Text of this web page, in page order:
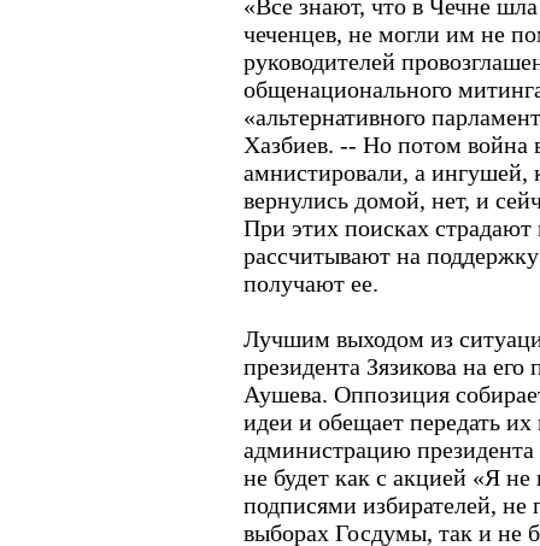
«Все знают, что в Чечне
чеченцев, не могли им не
руководителей
общенационального
«альтернативного
Хазбиев. -- Но потом война
амнистировали, а ингушей,
вернулись домой, нет, и
При этих поисках
рассчитывают на
получают ее.
Лучшим выходом из
президента Зязикова на
Аушева. Оппозиция
идеи и обещает передать
администрацию
не будет как с акцией «Я не
подписями избирателей,
выборах Госдумы, так и не